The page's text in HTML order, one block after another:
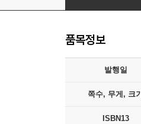
품목정보
발행일
쪽수, 무게, 크기
ISBN13